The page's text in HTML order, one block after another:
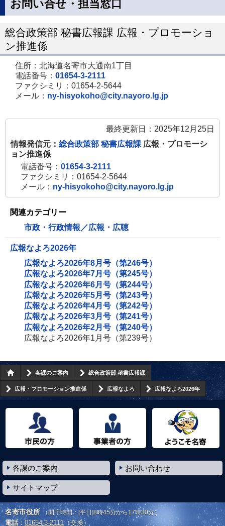
ー
ジ
で
開
ま
お問い合せ・担当窓口
総合政策部 秘書広報課 広報・プロモーショ
ン推進係
住所：北海道名寄市大通南1丁目
電話番号： 01654-3-2111
ファクシミリ：01654-2-5644
メール： ny-hisyokoho@city.nayoro.lg.jp
最終更新日：2025年12月25日
情報発信元： 総合政策部 秘書広報課 広報・プロモーシ
ョン推進係
電話番号： 01654-3-2111
ファクシミリ：01654-2-5644
メール： ny-hisyokoho@city.nayoro.lg.jp
関連カテゴリー
市政・行政情報／広報・広聴
広報なよろ2026年
広報なよろ2026年8月号（第246号）
広報なよろ2026年7月号（第245号）
広報なよろ2026年6月号（第244号）
広報なよろ2026年5月号（第243号）
広報なよろ2026年4月号（第242号）
広報なよろ2026年3月号（第241号）
広報なよろ2026年2月号（第240号）
広報なよろ2026年1月号（第239号）
各課のご案内 総合政策部 秘書広報課
広報・プロモーション推進係 広報なよろ 広報なよろ2026年
各課のご案内 お問い合わせ
サイトマップ
名寄市役所 （開庁時間：[平日]8時45分から17時30分）
電話： 01654-3-2111 （交換）